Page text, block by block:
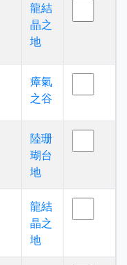
龍結
晶之
地
瘴氣
之谷
陸珊
瑚台
地
龍結
晶之
地